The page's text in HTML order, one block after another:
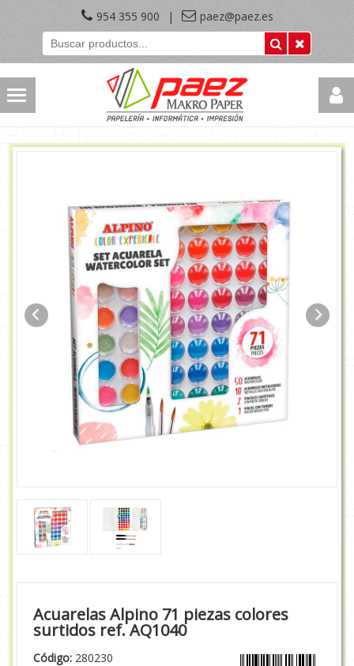
954 355 900 | paez@paez.es
Acuarelas Alpino 71 piezas colores
surtidos ref. AQ1040
Código: 280230